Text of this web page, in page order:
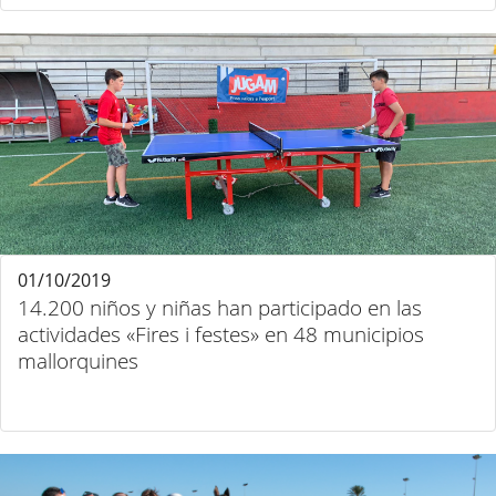
14.200 niños y niñas han participado en las
actividades «Fires i festes» en 48 municipios
mallorquines
01/10/2019